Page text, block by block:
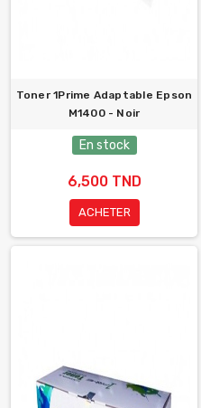
Toner 1Prime Adaptable Epson
M1400 - Noir
En stock
6,500 TND
ACHETER